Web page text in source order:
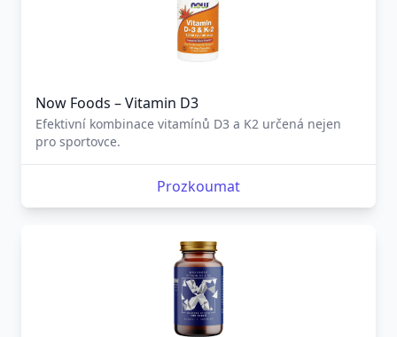
Now Foods – Vitamin D3
Efektivní kombinace vitamínů D3 a K2 určená nejen
pro sportovce.
Prozkoumat